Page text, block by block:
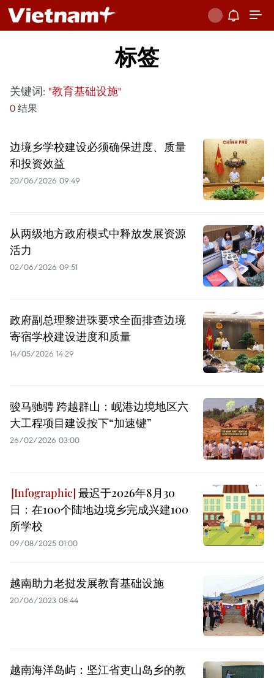
标签
关键词: "教育基础设施"
0 结果
边境乡学校建设必须确保进度、质量
和投资效益
20/06/2026 09:49
从两级地方政府模式中释放发展资源
活力
02/06/2026 09:51
政府副总理黎进珠要求全面排查边境
寄宿学校建设进度和质量
14/05/2026 14:29
骏马驰骋 跨越群山：岘港边境地区六
大工程项目建设按下“加速键”
26/02/2026 03:00
最迟于2026年8月30
日：在100个陆地边境乡完成兴建100
所学校
09/08/2025 01:00
越南助力老挝发展教育基础设施
20/06/2023 08:44
越南海洋岛屿：坚江省吏山岛乡的教